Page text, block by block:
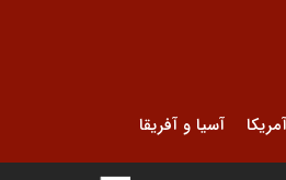
آمریکا آسیا و آفریقا